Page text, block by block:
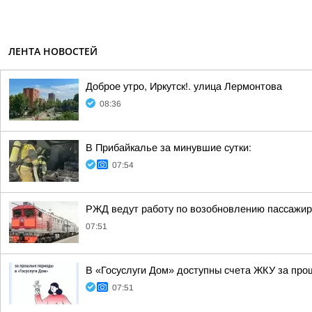
ЛЕНТА НОВОСТЕЙ
Доброе утро, Иркутск!. улица Лермонтова
08:36
В Прибайкалье за минувшие сутки:
07:54
РЖД ведут работу по возобновлению
07:51
В «Госуслуги Дом» доступны счета ЖКУ за
07:51